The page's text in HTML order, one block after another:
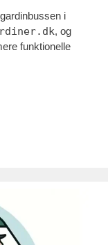
i
, og
funktionelle